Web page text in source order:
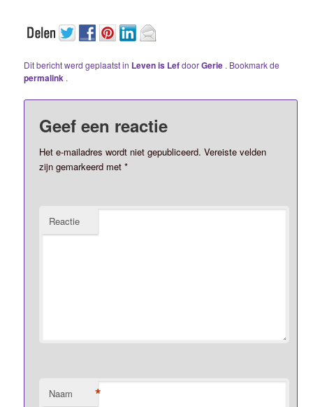
Dit bericht werd geplaatst in Leven is LefdoorGerie . Bookmark de
permalink .
Geef een reactie
Het e-mailadres wordt niet gepubliceerd. Vereiste velden
zijn gemarkeerd met*
Reactie
Naam *